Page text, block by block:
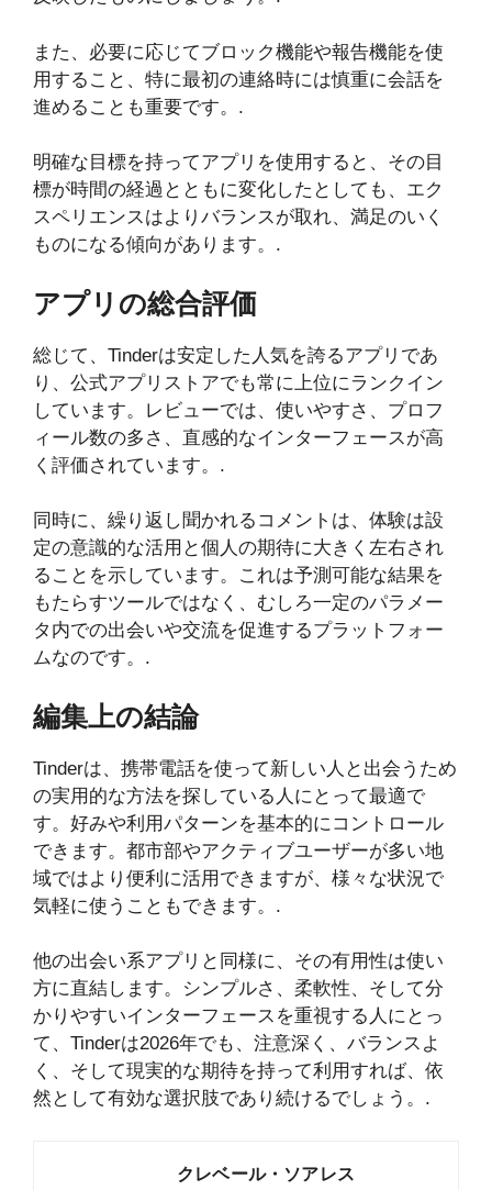
また、必要に応じてブロック機能や報告機能を使
用すること、特に最初の連絡時には慎重に会話を
進めることも重要です。.
明確な目標を持ってアプリを使用すると、その目
標が時間の経過とともに変化したとしても、エク
スペリエンスはよりバランスが取れ、満足のいく
ものになる傾向があります。.
アプリの総合評価
総じて、Tinderは安定した人気を誇るアプリであ
り、公式アプリストアでも常に上位にランクイン
しています。レビューでは、使いやすさ、プロフ
ィール数の多さ、直感的なインターフェースが高
く評価されています。.
同時に、繰り返し聞かれるコメントは、体験は設
定の意識的な活用と個人の期待に大きく左右され
ることを示しています。これは予測可能な結果を
もたらすツールではなく、むしろ一定のパラメー
タ内での出会いや交流を促進するプラットフォー
ムなのです。.
編集上の結論
Tinderは、携帯電話を使って新しい人と出会うため
の実用的な方法を探している人にとって最適で
す。好みや利用パターンを基本的にコントロール
できます。都市部やアクティブユーザーが多い地
域ではより便利に活用できますが、様々な状況で
気軽に使うこともできます。.
他の出会い系アプリと同様に、その有用性は使い
方に直結します。シンプルさ、柔軟性、そして分
かりやすいインターフェースを重視する人にとっ
て、Tinderは2026年でも、注意深く、バランスよ
く、そして現実的な期待を持って利用すれば、依
然として有効な選択肢であり続けるでしょう。.
クレベール・ソアレス